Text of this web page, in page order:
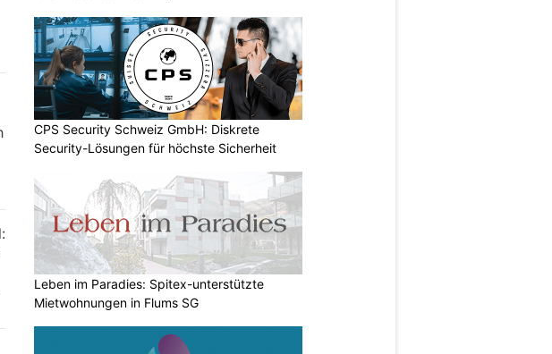
CPS Security Schweiz GmbH: Diskrete
Security-Lösungen für höchste Sicherheit
Leben im Paradies: Spitex-unterstützte
Mietwohnungen in Flums SG